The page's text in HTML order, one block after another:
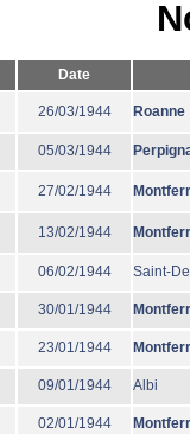
Date
26/03/1944 Roanne
05/03/1944
27/02/1944
13/02/1944
06/02/1944 Saint-
30/01/1944
23/01/1944
09/01/1944 Albi
02/01/1944